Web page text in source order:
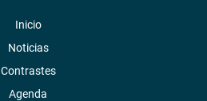
Inicio
Noticias
Contrastes
Agenda